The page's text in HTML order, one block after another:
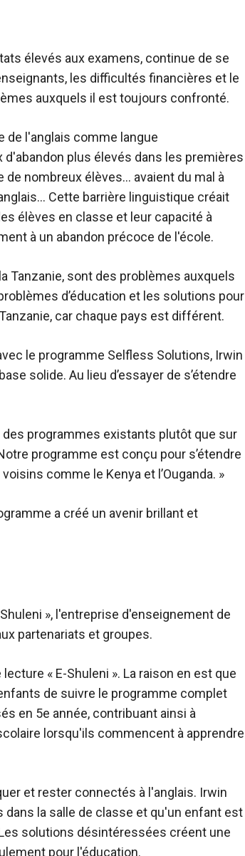
élevés aux examens, continue de se
les difficultés financières et le
auxquels il est toujours confronté.
de l'anglais comme langue
plus élevés dans les premières
nombreux élèves… avaient du mal à
Cette barrière linguistique créait
élèves en classe et leur capacité à
à un abandon précoce de l'école.
Tanzanie, sont des problèmes auxquels
d’éducation et les solutions pour
car chaque pays est différent.
le programme Selfless Solutions, Irwin
solide. Au lieu d’essayer de s’étendre
programmes existants plutôt que sur
programme est conçu pour s’étendre
comme le Kenya et l’Ouganda. »
a créé un avenir brillant et
», l'entreprise d'enseignement de
partenariats et groupes.
« E-Shuleni ». La raison en est que
de suivre le programme complet
en 5e année, contribuant ainsi à
lorsqu'ils commencent à apprendre
et rester connectés à l'anglais. Irwin
la salle de classe et qu'un enfant est
solutions désintéressées créent une
pour l'éducation.